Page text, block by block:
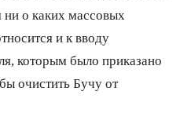
о каких массовых
и к вводу
которым было приказано
очистить Бучу от